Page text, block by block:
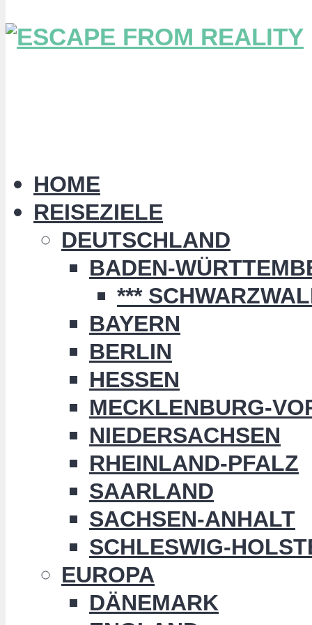
HOME
REISEZIELE
DEUTSCHLAND
BADEN-
***
BAYERN
BERLIN
HESSEN
MECKLENBURG-
NIEDERSACHSEN
RHEINLAND-PFALZ
SAARLAND
SACHSEN-ANHALT
SCHLESWIG-
EUROPA
DÄNEMARK